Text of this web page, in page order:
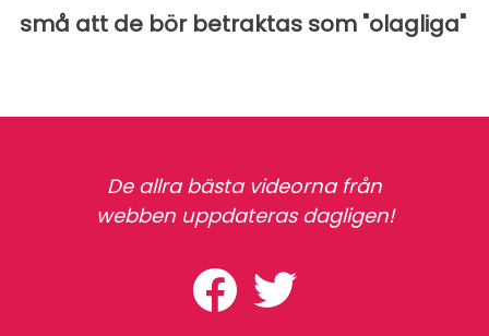
små att de bör betraktas som "olagliga"
De allra bästa videorna från
webben uppdateras dagligen!